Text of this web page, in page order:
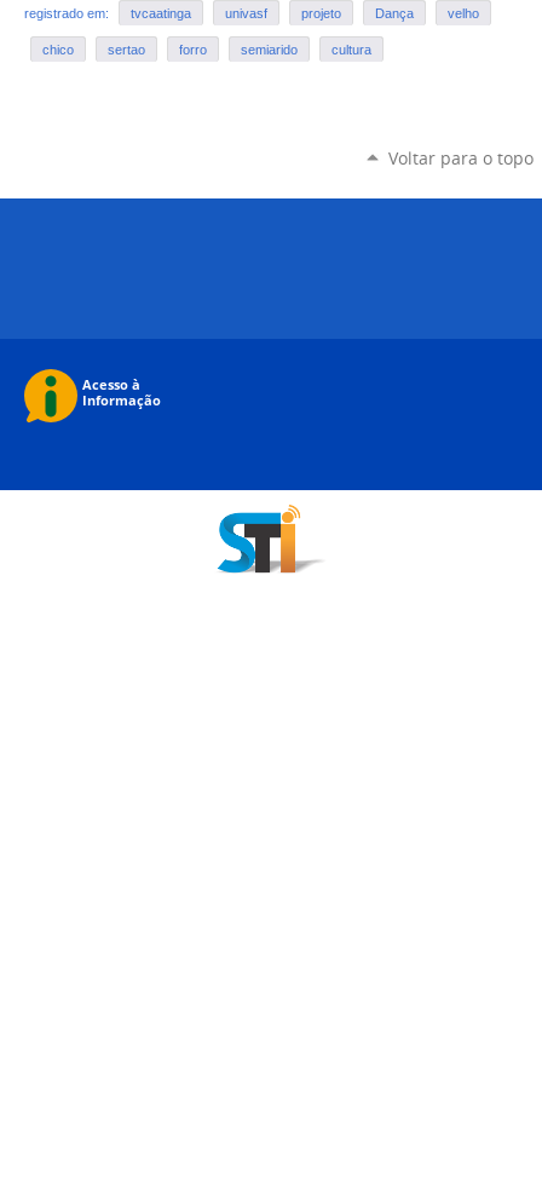
registrado em: tvcaatinga univasf projeto Dança velho
chico sertao forro semiarido cultura
Voltar para o topo